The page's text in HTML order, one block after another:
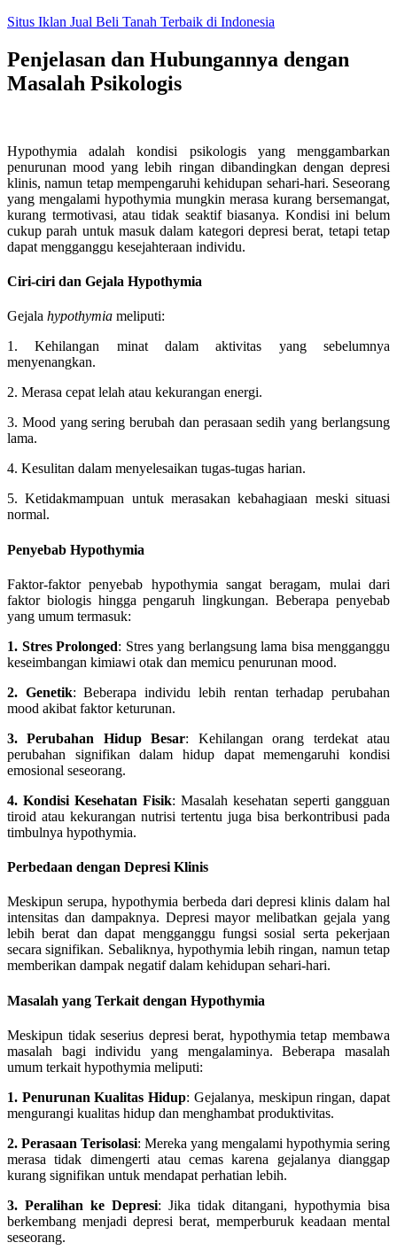
Skip
content
Situs Iklan Jual Beli Tanah Terbaik di Indonesia
Penjelasan dan Hubungannya dengan
Masalah Psikologis
Hypothymia adalah kondisi psikologis yang menggambarkan
penurunan mood yang lebih ringan dibandingkan dengan depresi
klinis, namun tetap mempengaruhi kehidupan sehari-hari. Seseorang
yang mengalami hypothymia mungkin merasa kurang bersemangat,
kurang termotivasi, atau tidak seaktif biasanya. Kondisi ini belum
cukup parah untuk masuk dalam kategori depresi berat, tetapi tetap
dapat mengganggu kesejahteraan individu.
Ciri-ciri dan Gejala Hypothymia
Gejala hypothymia meliputi:
1. Kehilangan minat dalam aktivitas yang sebelumnya
menyenangkan.
2. Merasa cepat lelah atau kekurangan energi.
3. Mood yang sering berubah dan perasaan sedih yang berlangsung
lama.
4. Kesulitan dalam menyelesaikan tugas-tugas harian.
5. Ketidakmampuan untuk merasakan kebahagiaan meski situasi
normal.
Penyebab Hypothymia
Faktor-faktor penyebab hypothymia sangat beragam, mulai dari
faktor biologis hingga pengaruh lingkungan. Beberapa penyebab
yang umum termasuk:
1. Stres Prolonged: Stres yang berlangsung lama bisa mengganggu
keseimbangan kimiawi otak dan memicu penurunan mood.
2. Genetik: Beberapa individu lebih rentan terhadap perubahan
mood akibat faktor keturunan.
3. Perubahan Hidup Besar: Kehilangan orang terdekat atau
perubahan signifikan dalam hidup dapat memengaruhi kondisi
emosional seseorang.
4. Kondisi Kesehatan Fisik: Masalah kesehatan seperti gangguan
tiroid atau kekurangan nutrisi tertentu juga bisa berkontribusi pada
timbulnya hypothymia.
Perbedaan dengan Depresi Klinis
Meskipun serupa, hypothymia berbeda dari depresi klinis dalam hal
intensitas dan dampaknya. Depresi mayor melibatkan gejala yang
lebih berat dan dapat mengganggu fungsi sosial serta pekerjaan
secara signifikan. Sebaliknya, hypothymia lebih ringan, namun tetap
memberikan dampak negatif dalam kehidupan sehari-hari.
Masalah yang Terkait dengan Hypothymia
Meskipun tidak seserius depresi berat, hypothymia tetap membawa
masalah bagi individu yang mengalaminya. Beberapa masalah
umum terkait hypothymia meliputi:
1. Penurunan Kualitas Hidup: Gejalanya, meskipun ringan, dapat
mengurangi kualitas hidup dan menghambat produktivitas.
2. Perasaan Terisolasi: Mereka yang mengalami hypothymia sering
merasa tidak dimengerti atau cemas karena gejalanya dianggap
kurang signifikan untuk mendapat perhatian lebih.
3. Peralihan ke Depresi: Jika tidak ditangani, hypothymia bisa
berkembang menjadi depresi berat, memperburuk keadaan mental
seseorang.